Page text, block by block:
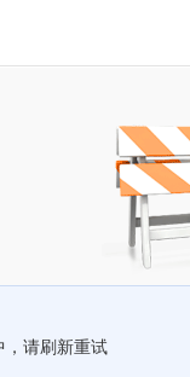
，请刷新重试